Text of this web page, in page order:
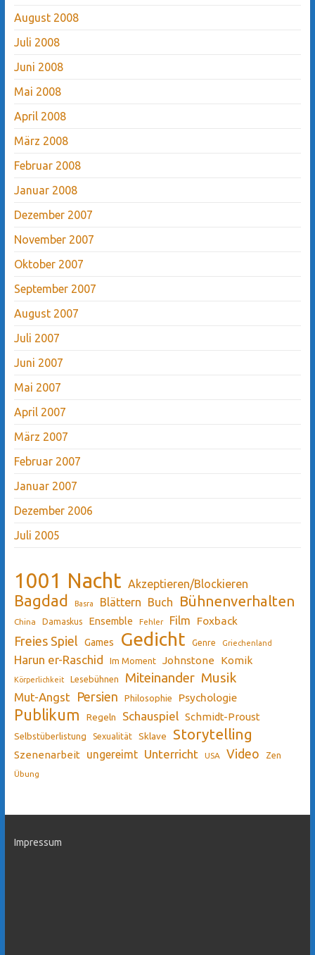
August 2008
Juli 2008
Juni 2008
Mai 2008
April 2008
März 2008
Februar 2008
Januar 2008
Dezember 2007
November 2007
Oktober 2007
September 2007
August 2007
Juli 2007
Juni 2007
Mai 2007
April 2007
März 2007
Februar 2007
Januar 2007
Dezember 2006
Juli 2005
1001 Nacht Akzeptieren/Blockieren
Bagdad Basra Blättern Buch Bühnenverhalten
China Damaskus Ensemble Fehler Film Foxback
Freies Spiel Games Gedicht Genre Griechenland
Harun er-Raschid Im Moment Johnstone Komik
Körperlichkeit Lesebühnen Miteinander Musik
Mut-Angst Persien Philosophie Psychologie
Publikum Regeln Schauspiel Schmidt-Proust
Selbstüberlistung Sexualität Sklave Storytelling
Szenenarbeit ungereimt Unterricht USA Video Zen
Übung
Impressum